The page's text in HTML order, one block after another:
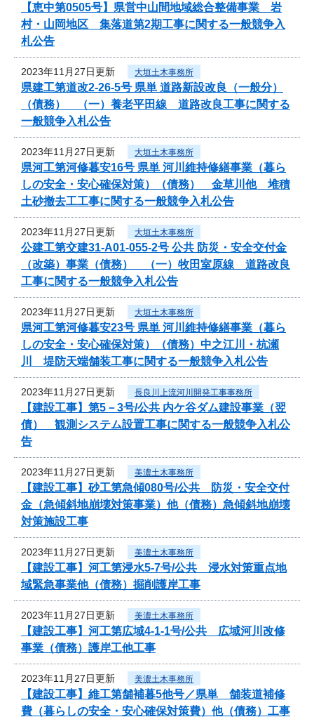
【恵中第0505号】県営中山間地域総合整備事業 岩
村・山岡地区 集落道第2期工事に関する一般競争入
札公告
2023年11月27日更新 大垣土木事務所
県建工第道改2-26-5号 県単 道路新設改良（一般分）
（債務） （一）養老平田線 道路改良工事に関する
一般競争入札公告
2023年11月27日更新 大垣土木事務所
県河工第河修暮安16号 県単 河川維持修繕事業（暮ら
しの安全・安心確保対策）（債務） 金草川他 堆積
土砂撤去工工事に関する一般競争入札公告
2023年11月27日更新 大垣土木事務所
公建工第交建31-A01-055-2号 公共 防災・安全交付金
（改築）事業（債務） （一）牧田室原線 道路改良
工事に関する一般競争入札公告
2023年11月27日更新 大垣土木事務所
県河工第河修暮安23号 県単 河川維持修繕事業（暮ら
しの安全・安心確保対策）（債務）中之江川・杭瀬
川 堤防天端舗装工事に関する一般競争入札公告
2023年11月27日更新 長良川上流河川開発工事事務所
【建設工事】第5－3号/公共 内ケ谷ダム建設事業（翌
債） 観測システム設置工事に関する一般競争入札公
告
2023年11月27日更新 美濃土木事務所
【建設工事】砂工第急傾080号/公共 防災・安全交付
金（急傾斜地崩壊対策事業）他（債務）急傾斜地崩壊
対策施設工事
2023年11月27日更新 美濃土木事務所
【建設工事】河工第浸水5-7号/公共 浸水対策重点地
域緊急事業他（債務）掘削護岸工事
2023年11月27日更新 美濃土木事務所
【建設工事】河工第広域4-1-1号/公共 広域河川改修
事業（債務）護岸工他工事
2023年11月27日更新 美濃土木事務所
【建設工事】維工第舗補暮5他号／県単 舗装道補修
費（暮らしの安全・安心確保対策費）他（債務）工事